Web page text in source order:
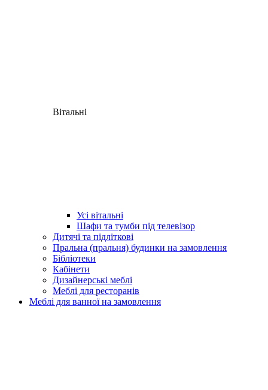
Вітальні
Усі вітальні
Шафи та тумби під телевізор
Дитячі та підліткові
Пральна (пральня) будинки на замовлення
Бібліотеки
Кабінети
Дизайнерські меблі
Меблі для ресторанів
Меблі для ванної на замовлення